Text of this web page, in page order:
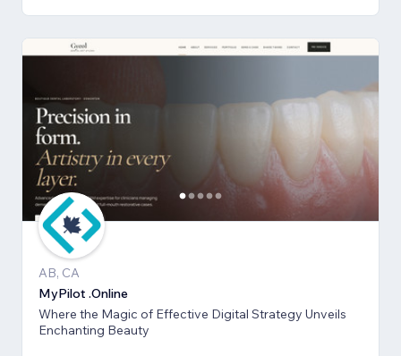
AB, CA
MyPilot .Online
Where the Magic of Effective Digital Strategy Unveils
Enchanting Beauty